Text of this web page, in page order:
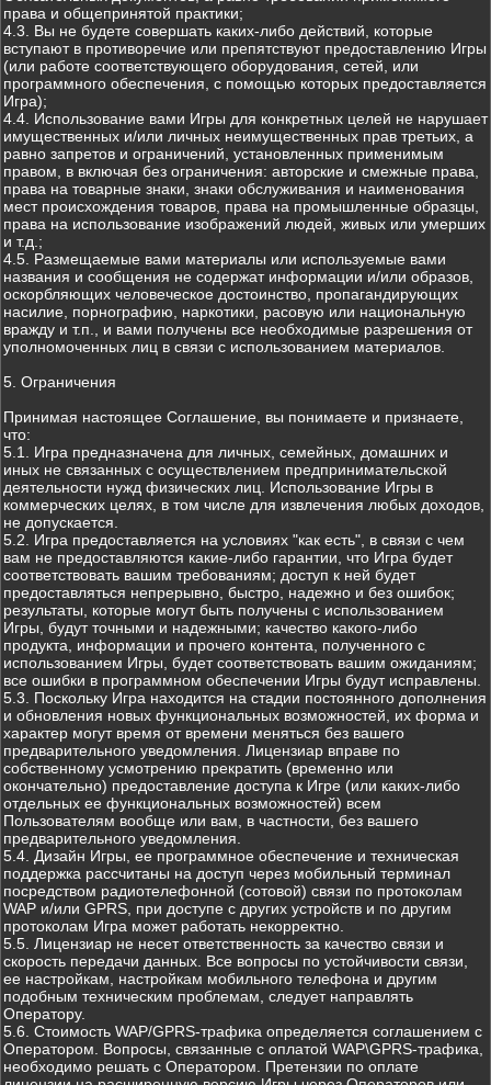
права и общепринятой практики;
4.3. Вы не будете совершать каких-либо действий, которые
вступают в противоречие или препятствуют предоставлению Игры
(или работе соответствующего оборудования, сетей, или
программного обеспечения, с помощью которых предоставляется
Игра);
4.4. Использование вами Игры для конкретных целей не нарушает
имущественных и/или личных неимущественных прав третьих, а
равно запретов и ограничений, установленных применимым
правом, в включая без ограничения: авторские и смежные права,
права на товарные знаки, знаки обслуживания и наименования
мест происхождения товаров, права на промышленные образцы,
права на использование изображений людей, живых или умерших
и т.д.;
4.5. Размещаемые вами материалы или используемые вами
названия и сообщения не содержат информации и/или образов,
оскорбляющих человеческое достоинство, пропагандирующих
насилие, порнографию, наркотики, расовую или национальную
вражду и т.п., и вами получены все необходимые разрешения от
уполномоченных лиц в связи с использованием материалов.
5. Ограничения
Принимая настоящее Соглашение, вы понимаете и признаете,
что:
5.1. Игра предназначена для личных, семейных, домашних и
иных не связанных с осуществлением предпринимательской
деятельности нужд физических лиц. Использование Игры в
коммерческих целях, в том числе для извлечения любых доходов,
не допускается.
5.2. Игра предоставляется на условиях "как есть", в связи с чем
вам не предоставляются какие-либо гарантии, что Игра будет
соответствовать вашим требованиям; доступ к ней будет
предоставляться непрерывно, быстро, надежно и без ошибок;
результаты, которые могут быть получены с использованием
Игры, будут точными и надежными; качество какого-либо
продукта, информации и прочего контента, полученного с
использованием Игры, будет соответствовать вашим ожиданиям;
все ошибки в программном обеспечении Игры будут исправлены.
5.3. Поскольку Игра находится на стадии постоянного дополнения
и обновления новых функциональных возможностей, их форма и
характер могут время от времени меняться без вашего
предварительного уведомления. Лицензиар вправе по
собственному усмотрению прекратить (временно или
окончательно) предоставление доступа к Игре (или каких-либо
отдельных ее функциональных возможностей) всем
Пользователям вообще или вам, в частности, без вашего
предварительного уведомления.
5.4. Дизайн Игры, ее программное обеспечение и техническая
поддержка рассчитаны на доступ через мобильный терминал
посредством радиотелефонной (сотовой) связи по протоколам
WAP и/или GPRS, при доступе с других устройств и по другим
протоколам Игра может работать некорректно.
5.5. Лицензиар не несет ответственность за качество связи и
скорость передачи данных. Все вопросы по устойчивости связи,
ее настройкам, настройкам мобильного телефона и другим
подобным техническим проблемам, следует направлять
Оператору.
5.6. Стоимость WAP/GPRS-трафика определяется соглашением с
Оператором. Вопросы, связанные с оплатой WAP\GPRS-трафика,
необходимо решать с Оператором. Претензии по оплате